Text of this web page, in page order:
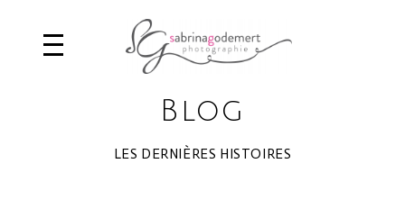
Blog
LES DERNIÈRES HISTOIRES